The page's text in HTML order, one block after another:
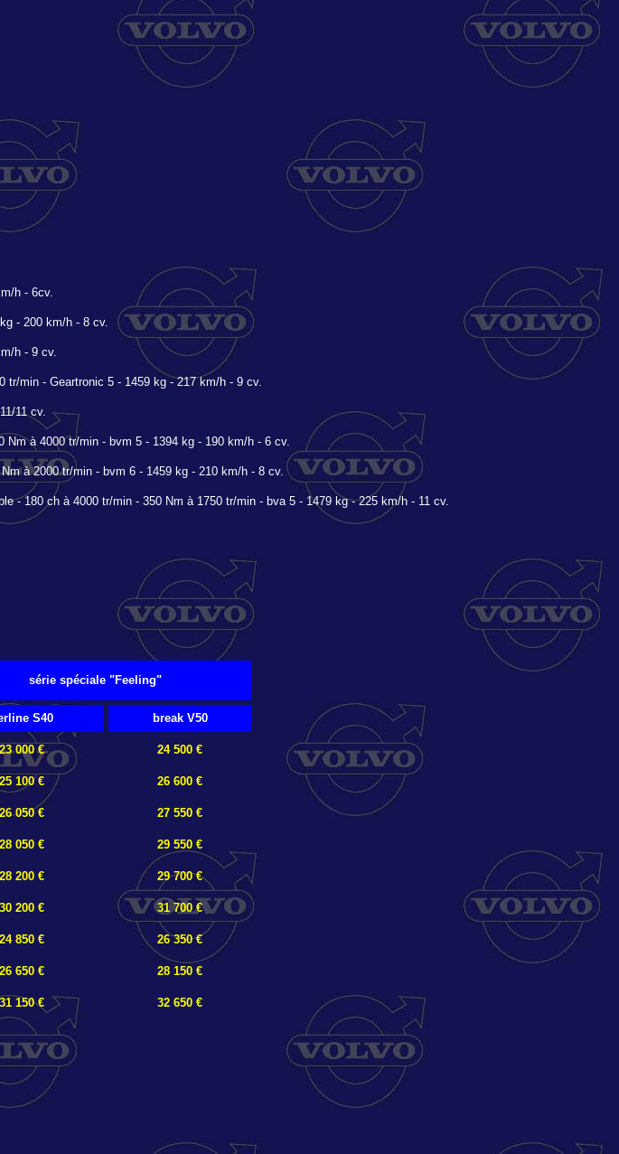
h - 6cv.
- 200 km/h - 8 cv.
h - 9 cv.
tr/min - Geartronic 5 - 1459 kg - 217 km/h - 9 cv.
11 cv.
Nm à 4000 tr/min - bvm 5 - 1394 kg - 190 km/h - 6 cv.
à 2000 tr/min - bvm 6 - 1459 kg - 210 km/h - 8 cv.
- 180 ch à 4000 tr/min - 350 Nm à 1750 tr/min - bva 5 - 1479 kg - 225 km/h - 11 cv.
série spéciale "Feeling"
S40 break V50
23 000 € 24 500 €
25 100 € 26 600 €
26 050 € 27 550 €
28 050 € 29 550 €
28 200 € 29 700 €
30 200 € 31 700 €
24 850 € 26 350 €
26 650 € 28 150 €
31 150 € 32 650 €